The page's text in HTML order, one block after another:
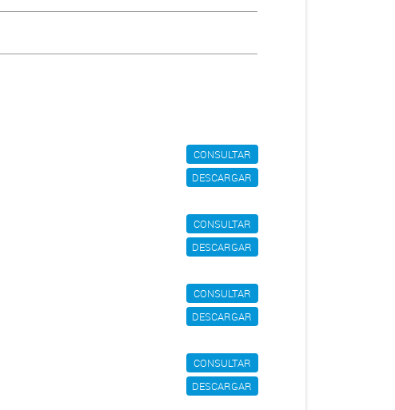
CONSULTAR
DESCARGAR
CONSULTAR
DESCARGAR
CONSULTAR
DESCARGAR
CONSULTAR
DESCARGAR